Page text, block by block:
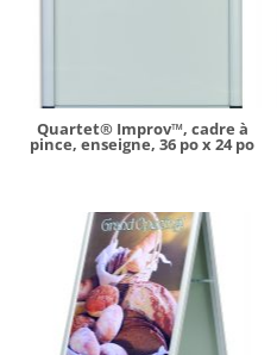
Quartet® Improv™, cadre à
pince, enseigne, 36 po x 24 po